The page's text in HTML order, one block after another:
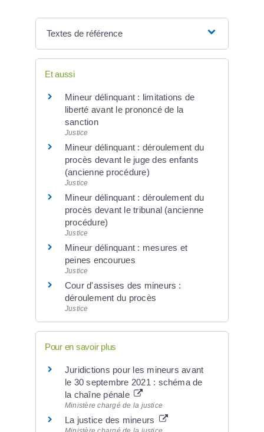
Textes de référence
Et aussi
Mineur délinquant : limitations de
liberté avant le prononcé de la
sanction
Justice
Mineur délinquant : déroulement du
procès devant le juge des enfants
(ancienne procédure)
Justice
Mineur délinquant : déroulement du
procès devant le tribunal (ancienne
procédure)
Justice
Mineur délinquant : mesures et
peines encourues
Justice
Cour d'assises des mineurs :
déroulement du procès
Justice
Pour en savoir plus
Juridictions pour les mineurs avant
le 30 septembre 2021 : schéma de
la chaîne pénale
Ministère chargé de la justice
La justice des mineurs